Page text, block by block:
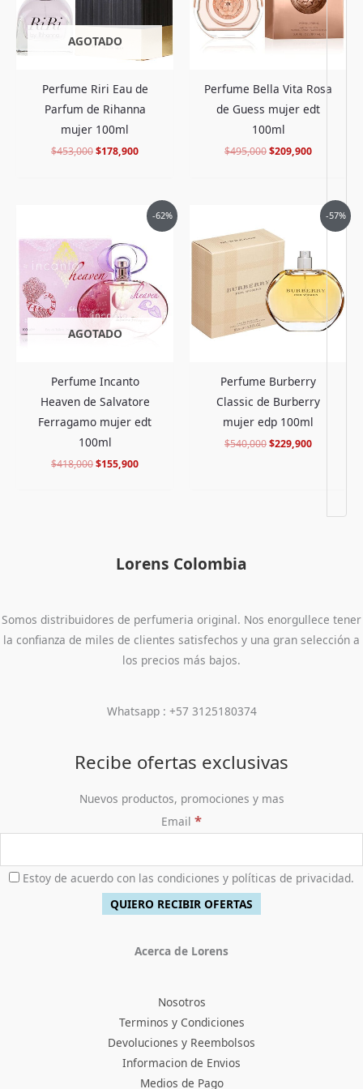
AGOTADO
Perfume Riri Eau de
Parfum de Rihanna
mujer 100ml
$453,000$178,900
Perfume Bella Vita Rosa
de Guess mujer edt
100ml
$495,000$209,900
-62%
AGOTADO
Perfume Incanto
Heaven de Salvatore
Ferragamo mujer edt
100ml
$418,000
original
era:
$418,000.
$155,900
precio
actual
es:
$155,900.
-57%
Perfume Burberry
Classic de Burberry
mujer edp 100ml
$540,000
original
$540,000.
$229,900
precio
actual
$229,900.
Lorens Colombia
Somos distribuidores de perfumeria original. Nos enorgullece tener
la confianza de miles de clientes satisfechos y una gran selección a
los precios más bajos.
Whatsapp : +57 3125180374
Recibe ofertas exclusivas
Nuevos productos, promociones y mas
Email *
Estoy de acuerdo con las condiciones y políticas de privacidad.
Acerca de Lorens
Nosotros
Terminos y Condiciones
Devoluciones y Reembolsos
Informacion de Envios
Medios de Pago